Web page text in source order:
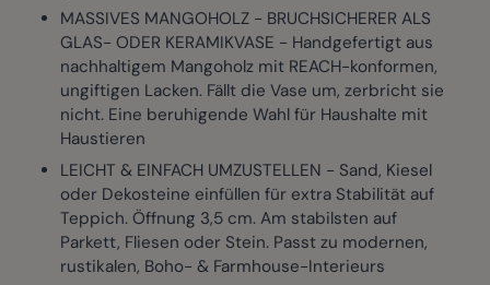
MASSIVES MANGOHOLZ - BRUCHSICHERER ALS
GLAS- ODER KERAMIKVASE - Handgefertigt aus
nachhaltigem Mangoholz mit REACH-konformen,
ungiftigen Lacken. Fällt die Vase um, zerbricht sie
nicht. Eine beruhigende Wahl für Haushalte mit
Haustieren
LEICHT & EINFACH UMZUSTELLEN - Sand, Kiesel
oder Dekosteine einfüllen für extra Stabilität auf
Teppich. Öffnung 3,5 cm. Am stabilsten auf
Parkett, Fliesen oder Stein. Passt zu modernen,
rustikalen, Boho- & Farmhouse-Interieurs